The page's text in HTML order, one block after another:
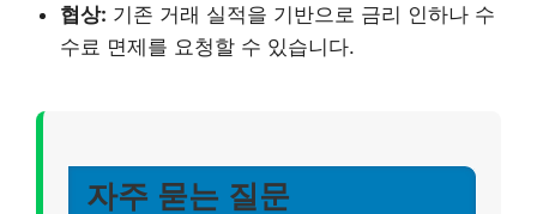
협상: 기존 거래 실적을 기반으로 금리 인하나 수
수료 면제를 요청할 수 있습니다.
자주 묻는 질문